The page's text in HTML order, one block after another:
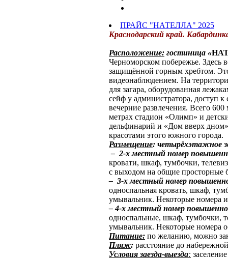
ПРАЙС "НАТЕЛЛА" 2025
Краснодарский край.
Расположение: гостиница «
Черноморском побережье. Здесь
защищённой горным хребтом.
видеонаблюдением. На
для загара, оборудованная
сейф у администратора, доступ к
вечерние развлечения. Всего 600
метрах стадион «Олимп» и
дельфинарий и «Дом вверх
красотами этого южного города.
Размещение: четырёхэтажное
– 2-х местный номер
кровати, шкаф, тумбочки,
с выходом на общие просторные
– 3-х местный номер
односпальная кровать, шкаф,
умывальник. Некоторые номера
– 4-хместный номер
односпальные, шкаф, тумбочки,
умывальник. Некоторые номера
Питание: по желанию, можно
Пляж: расстояние до
Условия заезда-выезда: